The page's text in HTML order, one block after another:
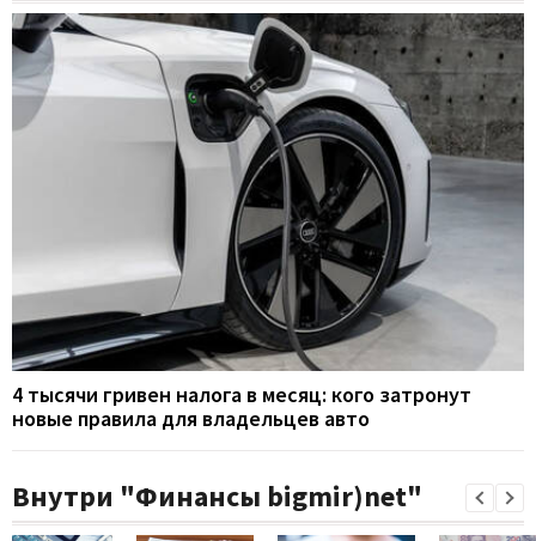
4 тысячи гривен налога в месяц: кого затронут
новые правила для владельцев авто
Внутри "Финансы bigmir)net"